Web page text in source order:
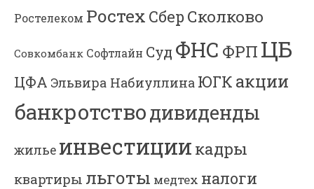
Ростелеком Ростех Сбер Сколково
Совкомбанк Софтлайн Суд ФНС ФРП ЦБ
ЦФА Эльвира Набиуллина ЮГК акции
банкротстводивиденды
жилье инвестиции кадры
квартиры льготы медтех налоги